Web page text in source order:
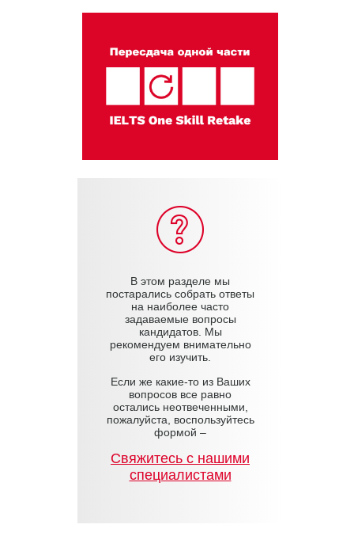
В этом разделе мы
постарались собрать ответы
на наиболее часто
задаваемые вопросы
кандидатов. Мы
рекомендуем внимательно
его изучить.
Если же какие-то из Ваших
вопросов все равно
остались неотвеченными,
пожалуйста, воспользуйтесь
формой –
Cвяжитесь с нашими
специалистами